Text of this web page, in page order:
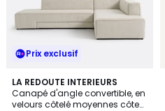
Prix exclusif
LA REDOUTE INTERIEURS
Canapé d'angle convertible, en
velours côtelé moyennes côtes,
5
/
5
6
Couleurs